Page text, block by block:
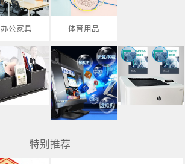
办公家具 体育用品
特别推荐